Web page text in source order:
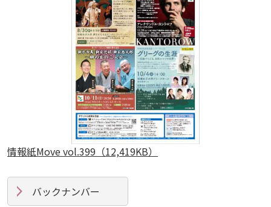
情報紙Move vol.399（12,419KB）
バックナンバー